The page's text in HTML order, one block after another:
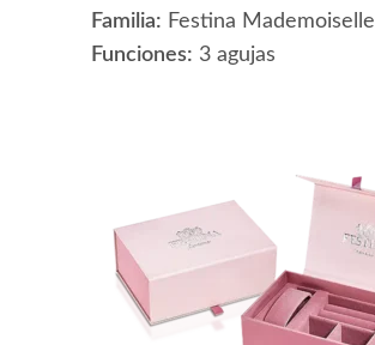
Familia: Festina Mademoiselle
Funciones: 3 agujas